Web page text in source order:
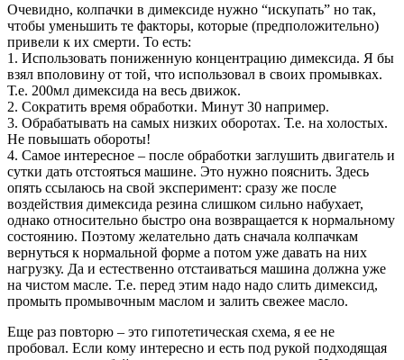
Очевидно, колпачки в димексиде нужно “искупать” но так,
чтобы уменьшить те факторы, которые (предположительно)
привели к их смерти. То есть:
1. Использовать пониженную концентрацию димексида. Я бы
взял вполовину от той, что использовал в своих промывках.
Т.е. 200мл димексида на весь движок.
2. Сократить время обработки. Минут 30 например.
3. Обрабатывать на самых низких оборотах. Т.е. на холостых.
Не повышать обороты!
4. Самое интересное – после обработки заглушить двигатель и
сутки дать отстояться машине. Это нужно пояснить. Здесь
опять ссылаюсь на свой эксперимент: сразу же после
воздействия димексида резина слишком сильно набухает,
однако относительно быстро она возвращается к нормальному
состоянию. Поэтому желательно дать сначала колпачкам
вернуться к нормальной форме а потом уже давать на них
нагрузку. Да и естественно отстаиваться машина должна уже
на чистом масле. Т.е. перед этим надо надо слить димексид,
промыть промывочным маслом и залить свежее масло.
Еще раз повторю – это гипотетическая схема, я ее не
пробовал. Если кому интересно и есть под рукой подходящая